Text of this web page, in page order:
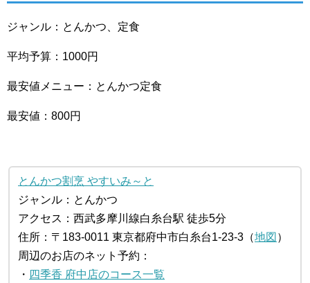
ジャンル：とんかつ、定食
平均予算：1000円
最安値メニュー：とんかつ定食
最安値：800円
とんかつ割烹 やすいみ～と
ジャンル：とんかつ
アクセス：西武多摩川線白糸台駅 徒歩5分
住所：〒183-0011 東京都府中市白糸台1-23-3（地図 ）
周辺のお店のネット予約：
・ 四季香 府中店のコース一覧